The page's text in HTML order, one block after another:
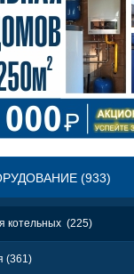
(933)
котельных (225)
(361)